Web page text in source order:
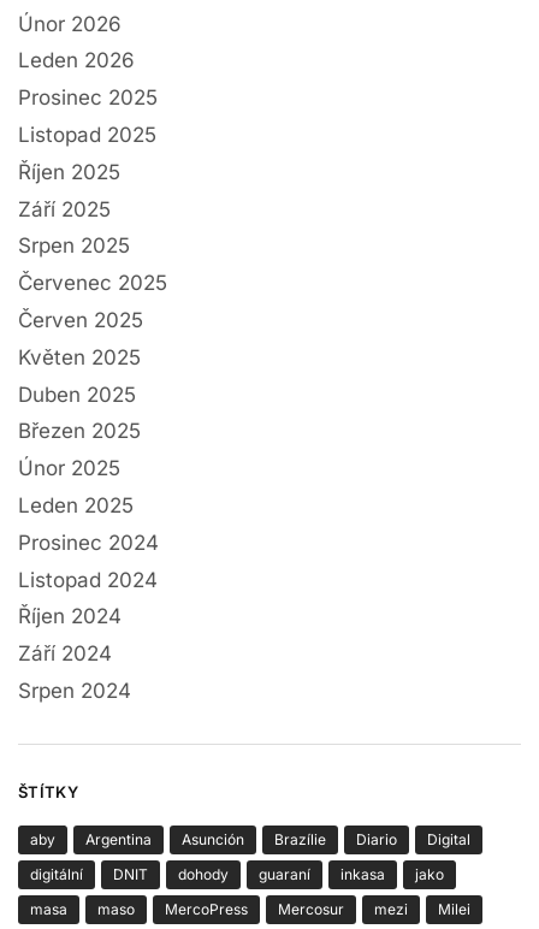
Únor 2026
Leden 2026
Prosinec 2025
Listopad 2025
Říjen 2025
Září 2025
Srpen 2025
Červenec 2025
Červen 2025
Květen 2025
Duben 2025
Březen 2025
Únor 2025
Leden 2025
Prosinec 2024
Listopad 2024
Říjen 2024
Září 2024
Srpen 2024
ŠTÍTKY
aby Argentina Asunción Brazílie Diario
Digital
digitální
DNIT dohody guaraní inkasa
jako
masa
maso MercoPress Mercosur mezi
Milei